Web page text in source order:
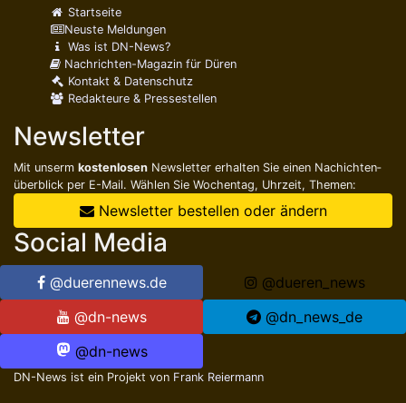
Startseite
Neuste Meldungen
Was ist DN-News?
Nachrichten-Magazin für Düren
Kontakt & Datenschutz
Redakteure & Pressestellen
Newsletter
Mit unserm kostenlosen Newsletter erhalten Sie einen Nachichten­
überblick per E-Mail. Wählen Sie Wochentag, Uhrzeit, Themen:
Newsletter bestellen oder ändern
Social Media
@duerennews.de
@dueren_news
@dn-news
@dn_news_de
@dn-news
DN-News ist ein Projekt von Frank Reiermann